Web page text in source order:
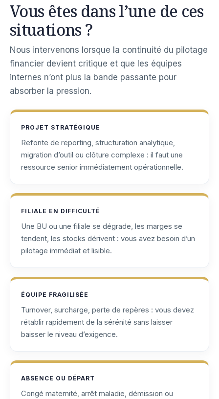
Vous êtes dans l’une de ces
situations ?
Nous intervenons lorsque la continuité du pilotage
financier devient critique et que les équipes
internes n’ont plus la bande passante pour
absorber la pression.
PROJET STRATÉGIQUE
Refonte de reporting, structuration analytique,
migration d’outil ou clôture complexe : il faut une
ressource senior immédiatement opérationnelle.
FILIALE EN DIFFICULTÉ
Une BU ou une filiale se dégrade, les marges se
tendent, les stocks dérivent : vous avez besoin d’un
pilotage immédiat et lisible.
ÉQUIPE FRAGILISÉE
Turnover, surcharge, perte de repères : vous devez
rétablir rapidement de la sérénité sans laisser
baisser le niveau d’exigence.
ABSENCE OU DÉPART
Congé maternité, arrêt maladie, démission ou